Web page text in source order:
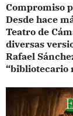
Compromiso
Desde hace
Teatro de
diversas
Rafael
“bibliotecario